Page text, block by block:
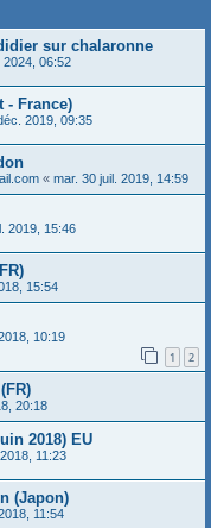
sur chalaronne
2024, 06:52
- France)
2019, 09:35
« mar. 30 juil. 2019, 14:59
2019, 15:46
15:54
10:19
1 2
20:18
2018) EU
11:23
(Japon)
11:54